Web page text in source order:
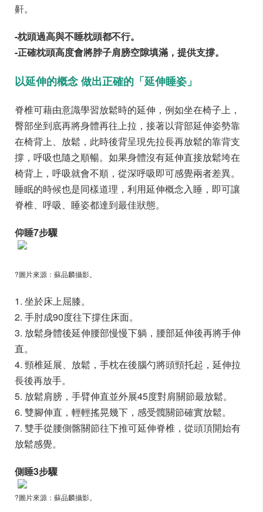
鼾。
-枕頭過高與不睡枕頭都不行。
-正確枕頭高度會將脖子肩膀空隙填滿，提供支撐。
以延伸的概念 做出正確的「延伸睡姿」
脊椎可藉由意識學習放鬆時的延伸，例如坐在椅子上，
臀部坐到底再將身體再往上拉，接著以背部延伸姿勢靠
在椅背上、放鬆，此時後背呈現先拉長再放鬆的靠背支
撐，呼吸也隨之順暢。如果身體沒有延伸直接放鬆垮在
椅背上，呼吸就會不順，從深呼吸即可感覺兩者差異。
睡眠的時候也是同樣道理，利用延伸概念入睡，即可讓
脊椎、呼吸、睡姿都達到最佳狀態。
仰睡7步驟
?圖片來源：蘇品麟攝影。
1. 坐於床上屈膝。
2. 手肘成90度往下撐住床面。
3. 放鬆身體後延伸腰部慢慢下躺，腰部延伸後再將手伸
直。
4. 頸椎延展、放鬆，手枕在後腦勺將頭頸托起，延伸拉
長後再放手。
5. 放鬆肩膀，手臂伸直並外展45度對肩關節最放鬆。
6. 雙腳伸直，輕輕搖晃幾下，感受髖關節確實放鬆。
7. 雙手從腰側髂關節往下推可延伸脊椎，從頭頂開始有
放鬆感覺。
側睡3步驟
?圖片來源：蘇品麟攝影。